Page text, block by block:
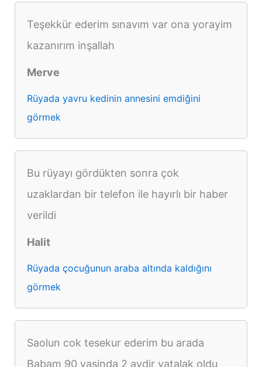
Teşekkür ederim sınavım var ona yorayim
kazanırım inşallah
Merve
Rüyada yavru kedinin annesini emdiğini
görmek
Bu rüyayı gördükten sonra çok
uzaklardan bir telefon ile hayırlı bir haber
verildi
Halit
Rüyada çocuğunun araba altında kaldığını
görmek
Saolun cok tesekur ederim bu arada
Babam 90 yasinda 2 aydir yatalak oldu